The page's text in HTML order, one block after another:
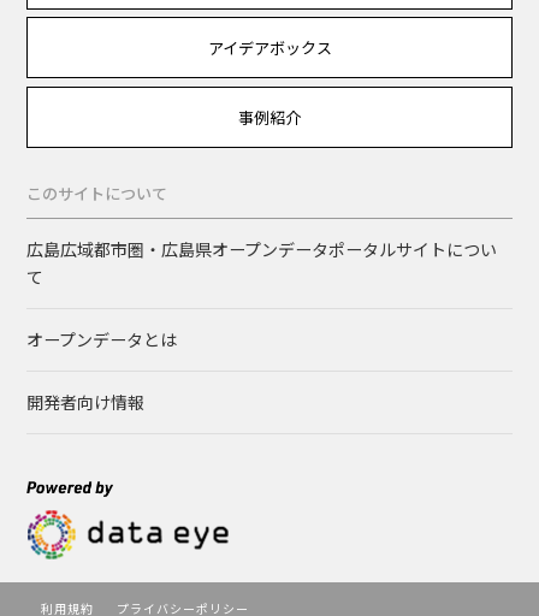
アイデアボックス
事例紹介
このサイトについて
広島広域都市圏・広島県オープンデータポータルサイトについ
て
オープンデータとは
開発者向け情報
利用規約 プライバシーポリシー